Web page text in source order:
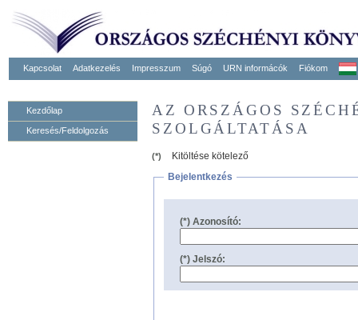
Kapcsolat Adatkezelés Impresszum Súgó URN informácók Fiókom
Kezdőlap
Keresés/Feldolgozás
AZ ORSZÁGOS
SZOLGÁLTATÁSA
(*)
Kitöltése kötelező
Bejelentkezés
(*) Azonosító:
(*) Jelszó: